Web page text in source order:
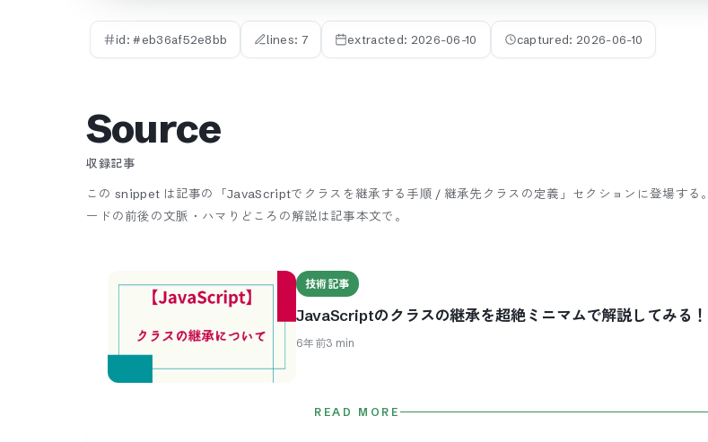
id: #eb36af52e8bb lines: 7 extracted: 2026-06-10 captured: 2026-06-10
Source
収録記事
この snippet は記事の「JavaScriptでクラスを継承する手順 / 継承先クラスの定義」セクションに登場する。
ードの前後の文脈・ハマりどころの解説は記事本文で。
技術記事
JavaScriptのクラスの継承を超絶ミニマムで解説してみる！
6年前3 min
READ MORE